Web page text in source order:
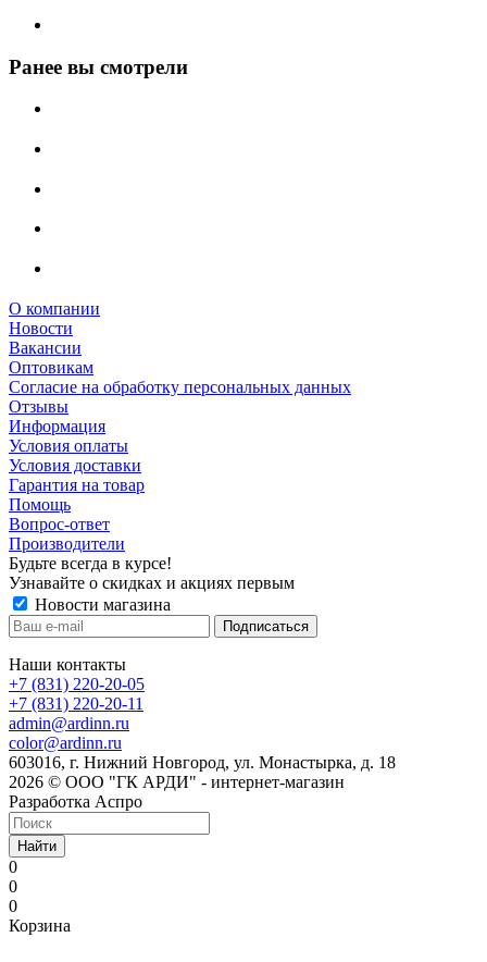
Ранее вы смотрели
О компании
Новости
Вакансии
Оптовикам
Cогласие на обработку персональных данных
Отзывы
Информация
Условия оплаты
Условия доставки
Гарантия на товар
Помощь
Вопрос-ответ
Производители
Будьте всегда в курсе!
Узнавайте о скидках и акциях первым
Новости магазина
Наши контакты
+7 (831) 220-20-05
+7 (831) 220-20-11
admin@ardinn.ru
color@ardinn.ru
603016, г. Нижний Новгород, ул. Монастырка, д. 18
2026 © ООО "ГК АРДИ" - интернет-магазин
Разработка Аспро
Найти
0
0
0
Корзина